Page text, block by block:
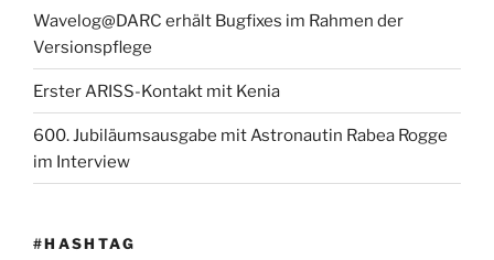
Wavelog@DARC erhält Bugfixes im Rahmen der
Versionspflege
Erster ARISS-Kontakt mit Kenia
600. Jubiläumsausgabe mit Astronautin Rabea Rogge
im Interview
#HASHTAG